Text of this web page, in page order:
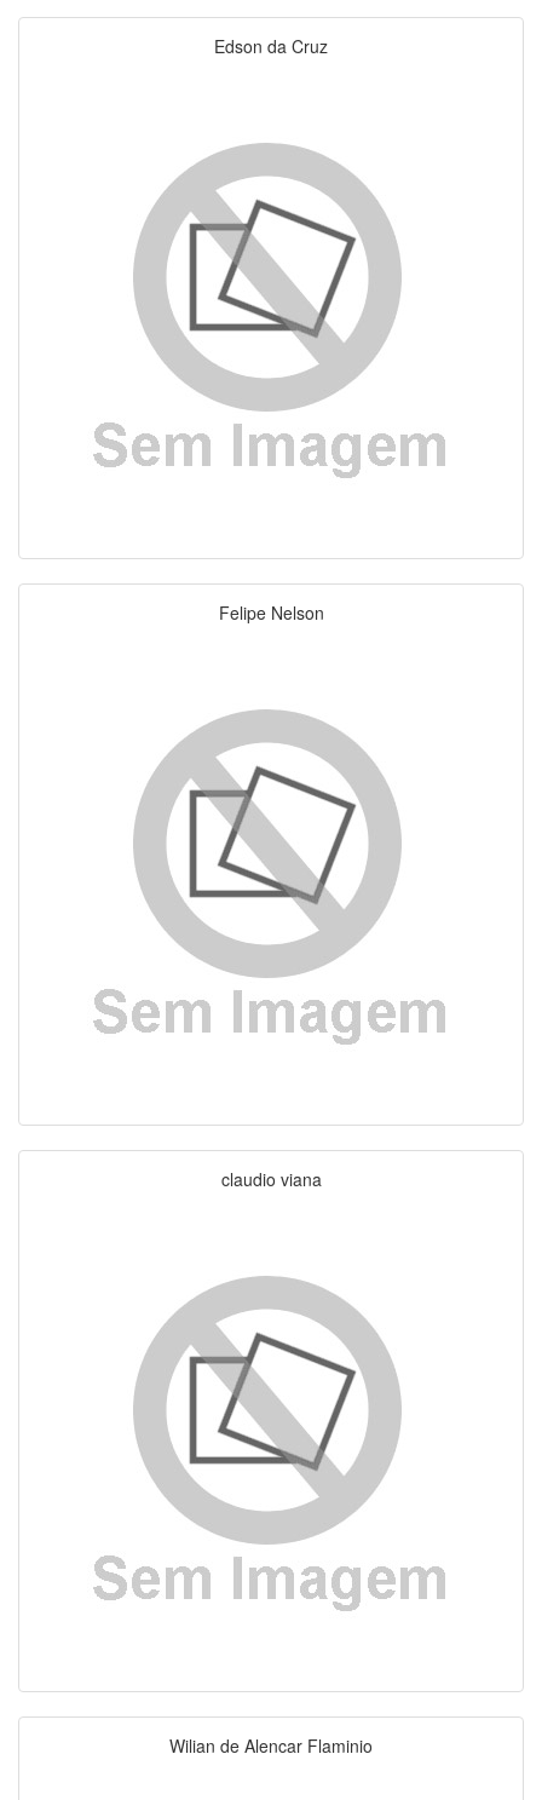
Edson da Cruz
Felipe Nelson
claudio viana
Wilian de Alencar Flaminio